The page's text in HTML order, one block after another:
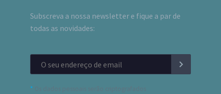
Subscreva a nossa newsletter e fique a par de
todas as novidades:
*